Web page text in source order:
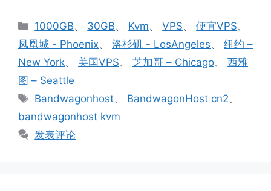
分
类
1000GB、 30GB、 Kvm、VPS、便宜VPS、
凤凰城 - Phoenix、 洛杉矶 - LosAngeles、 纽约 –
New York、 美国VPS、 芝加哥 – Chicago、 西雅
图 – Seattle
标
签
Bandwagonhost、 BandwagonHost cn2、
bandwagonhost kvm
发表评论